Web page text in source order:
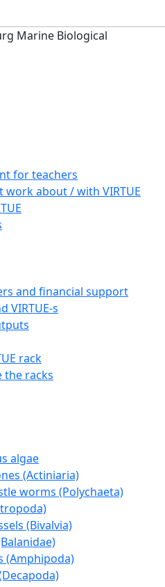
Marine Biological
for teachers
work about / with VIRTUE
and financial support
VIRTUE-s
rack
the racks
algae
(Actiniaria)
worms (Polychaeta)
(Bivalvia)
(Amphipoda)